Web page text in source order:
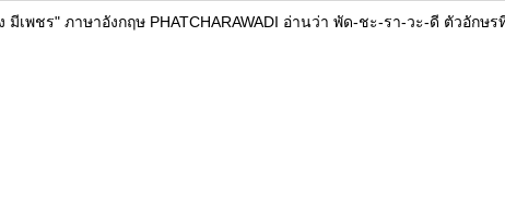
เพชร" ภาษาอังกฤษ PHATCHARAWADI อ่านว่า พัด-ชะ-รา-วะ-ดี ตัวอัก